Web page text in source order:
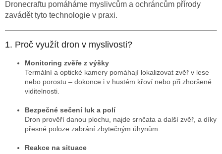
Dronecraftu pomáháme myslivcům a ochráncům přírody
zavádět tyto technologie v praxi.
1. Proč využít dron v myslivosti?
Monitoring zvěře z výšky
Termální a optické kamery pomáhají lokalizovat zvěř v lese
nebo porostu ‒ dokonce i v hustém křoví nebo při zhoršené
viditelnosti.
Bezpečné sečení luk a polí
Dron prověří danou plochu, najde srnčata a další zvěř, a díky
přesné poloze zabrání zbytečným úhynům.
Reakce na situace